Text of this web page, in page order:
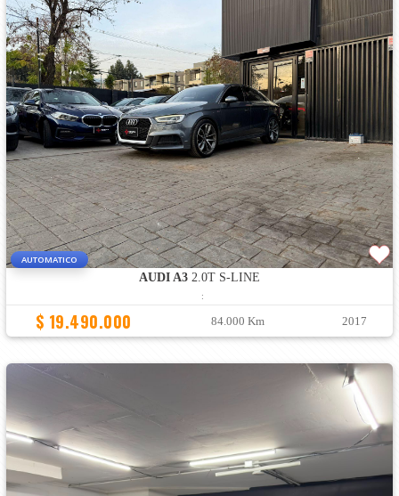
AUTOMATICO
AUDI A32.0T S-LINE
:
$ 19.490.000 84.000 Km 2017